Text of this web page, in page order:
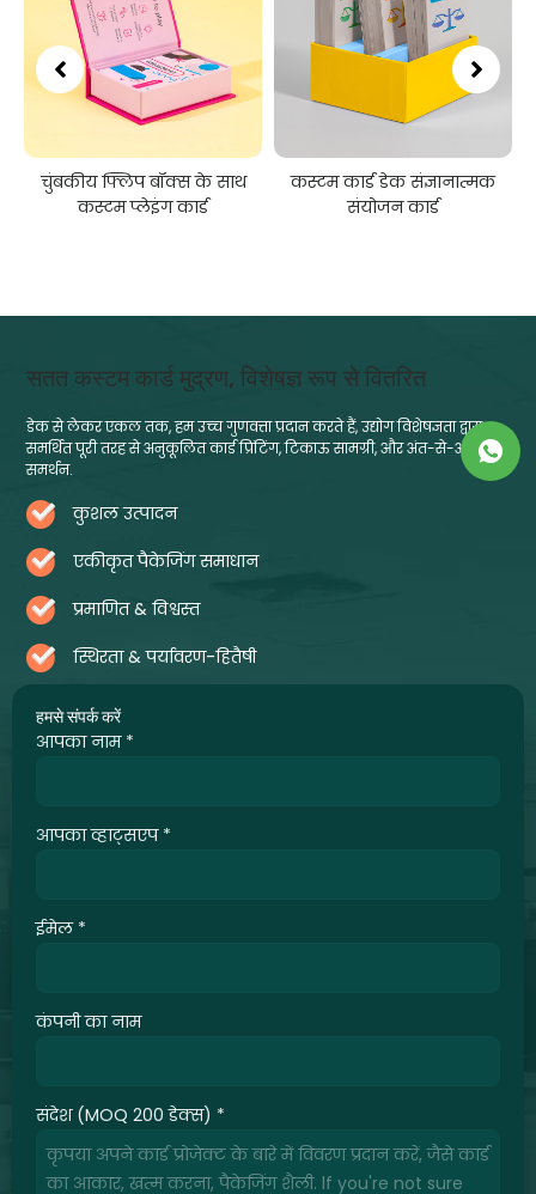
चुंबकीय फ्लिप बॉक्स के साथ
कस्टम प्लेइंग कार्ड
कस्टम कार्ड डेक संज्ञानात्मक
संयोजन कार्ड
हमसे संपर्क करें
आपका नाम *
आपका व्हाट्सएप *
ईमेल *
कंपनी का नाम
संदेश (MOQ 200 डेक्स) *
सतत कस्टम कार्ड मुद्रण, विशेषज्ञ रूप से वितरित
डेक से लेकर एकल तक, हम उच्च गुणवत्ता प्रदान करते हैं, उद्योग विशेषज्ञता द्वारा
समर्थित पूरी तरह से अनुकूलित कार्ड प्रिंटिंग, टिकाऊ सामग्री, और अंत-से-अंत
समर्थन.
कुशल उत्पादन
एकीकृत पैकेजिंग समाधान
प्रमाणित & विश्वस्त
स्थिरता & पर्यावरण-हितैषी